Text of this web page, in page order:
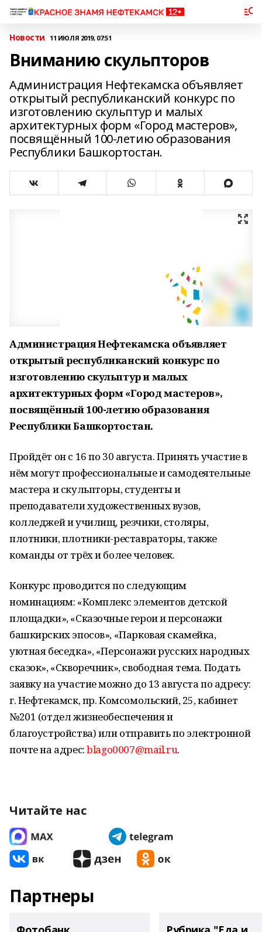
Новости 11 ИЮЛЯ 2019, 07:51
Вниманию скульпторов
Администрация Нефтекамска объявляет
открытый республиканский конкурс по
изготовлению скульптур и малых
архитектурных форм «Город мастеров»,
посвящённый 100-летию образования
Республики Башкортостан.
Администрация Нефтекамска объявляет
открытый республиканский конкурс по
изготовлению скульптур и малых
архитектурных форм «Город мастеров»,
посвящённый 100-летию образования
Республики Башкортостан.
Пройдёт он с 16 по 30 августа. Принять участие в
нём могут профессиональные и самодеятельные
мастера и скульпторы, студенты и
преподаватели художественных вузов,
колледжей и училищ, резчики, столяры,
плотники, плотники-реставраторы, также
команды от трёх и более человек.
Конкурс проводится по следующим
номинациям: «Комплекс элементов детской
площадки», «Сказочные герои и персонажи
башкирских эпосов», «Парковая скамейка,
уютная беседка», «Персонажи русских народных
сказок», «Скворечник», свободная тема. Подать
заявку на участие можно до 13 августа по адресу:
г. Нефтекамск, пр. Комсомольский, 25, кабинет
№201 (отдел жизнеобеспечения и
благоустройства) или отправить по электронной
почте на адрес:blago0007@mail.ru.
Читайте нас
Партнеры